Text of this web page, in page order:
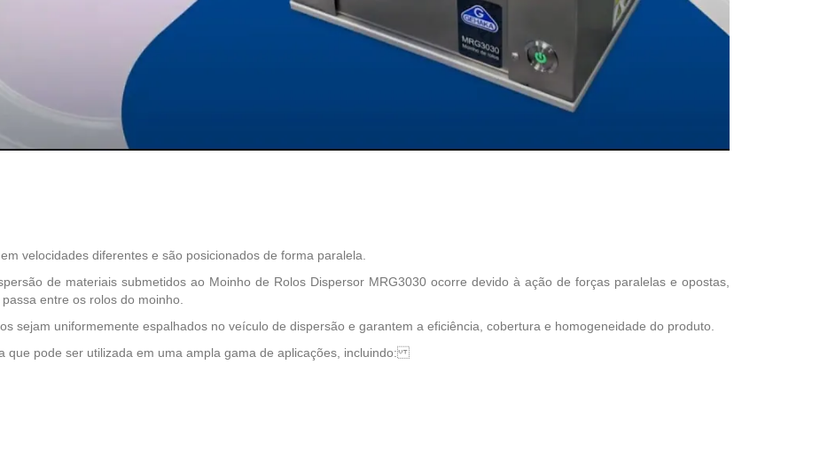
velocidades diferentes e são posicionados de forma paralela.
de materiais submetidos ao Moinho de Rolos Dispersor MRG3030 ocorre devido à ação de forças paralelas e opostas,
entre os rolos do moinho.
sejam uniformemente espalhados no veículo de dispersão e garantem a eficiência, cobertura e homogeneidade do produto.
que pode ser utilizada em uma ampla gama de aplicações, incluindo: